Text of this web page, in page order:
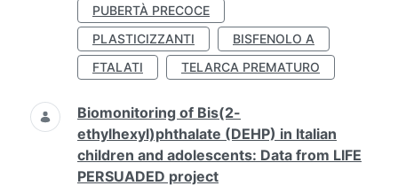
PUBERTÀ PRECOCE
PLASTICIZZANTI
BISFENOLO A
FTALATI
TELARCA PREMATURO
Biomonitoring of Bis(2-
ethylhexyl)phthalate (DEHP) in Italian
children and adolescents: Data from LIFE
PERSUADED project